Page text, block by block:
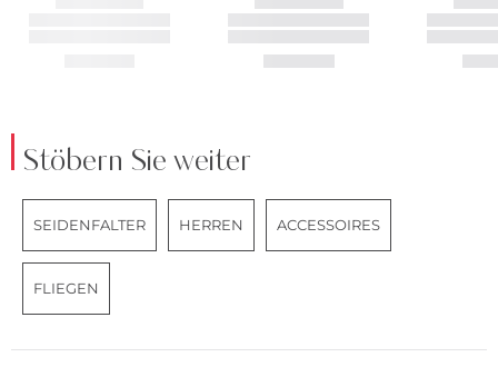
Stöbern Sie weiter
SEIDENFALTER HERREN ACCESSOIRES
FLIEGEN